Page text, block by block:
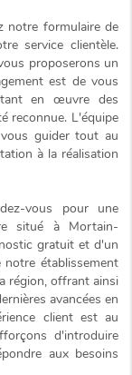
notre formulaire de
service clientèle.
proposerons un
est de vous
en œuvre des
reconnue. L'équipe
guider tout au
à la réalisation
vous pour une
situé à Mortain-
gratuit et d'un
établissement
région, offrant ainsi
avancées en
client est au
d'introduire
aux besoins